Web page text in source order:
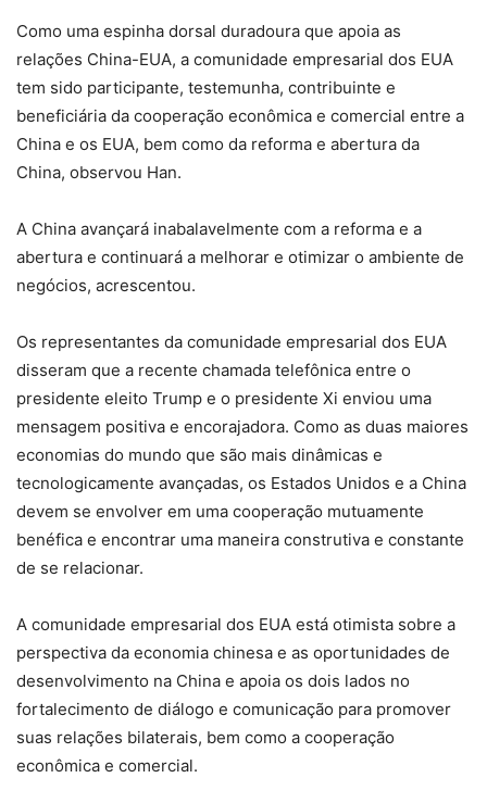
Como uma espinha dorsal duradoura que apoia as
relações China-EUA, a comunidade empresarial dos EUA
tem sido participante, testemunha, contribuinte e
beneficiária da cooperação econômica e comercial entre a
China e os EUA, bem como da reforma e abertura da
China, observou Han.
A China avançará inabalavelmente com a reforma e a
abertura e continuará a melhorar e otimizar o ambiente de
negócios, acrescentou.
Os representantes da comunidade empresarial dos EUA
disseram que a recente chamada telefônica entre o
presidente eleito Trump e o presidente Xi enviou uma
mensagem positiva e encorajadora. Como as duas maiores
economias do mundo que são mais dinâmicas e
tecnologicamente avançadas, os Estados Unidos e a China
devem se envolver em uma cooperação mutuamente
benéfica e encontrar uma maneira construtiva e constante
de se relacionar.
A comunidade empresarial dos EUA está otimista sobre a
perspectiva da economia chinesa e as oportunidades de
desenvolvimento na China e apoia os dois lados no
fortalecimento de diálogo e comunicação para promover
suas relações bilaterais, bem como a cooperação
econômica e comercial.